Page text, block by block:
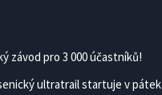
závod pro 3 000 účastníků!
ultratrail startuje v pátek